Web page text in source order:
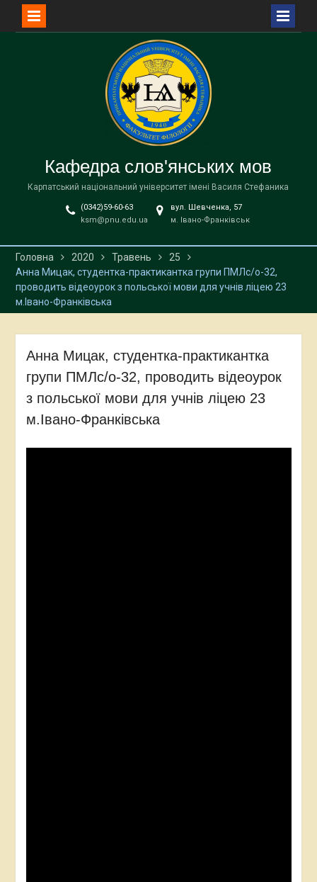
Кафедра слов'янських мов
Карпатський національний університет імені Василя Стефаника
(0342)59-60-63
ksm@pnu.edu.ua
вул. Шевченка, 57
м. Івано-Франківськ
Головна 2020 Травень
25
Анна Мицак, студентка-практикантка групи ПМЛс/о-32,
проводить відеоурок з польської мови для учнів ліцею 23
м.Івано-Франківська
Анна Мицак, студентка-практикантка
групи ПМЛс/о-32, проводить відеоурок
з польської мови для учнів ліцею 23
м.Івано-Франківська